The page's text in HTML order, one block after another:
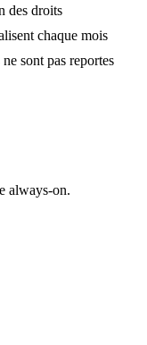
des droits
chaque mois
sont pas reportes
always-on.